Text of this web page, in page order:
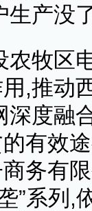
生产没
农牧区
,推动
深度融
有效
务有
”系列,